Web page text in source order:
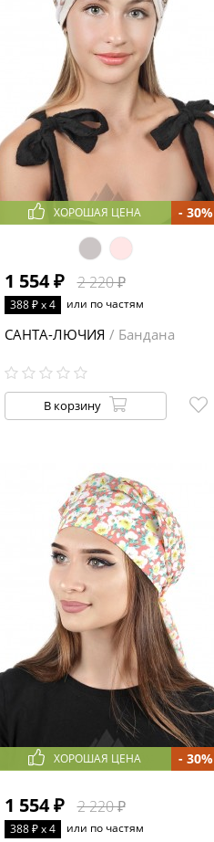
ХОРОШАЯ ЦЕНА
1 554 ₽ 2 220 ₽
- 30%
388 ₽ x 4 или по частям
САНТА-ЛЮЧИЯ / Бандана
В корзину
ХОРОШАЯ ЦЕНА
1 554 ₽ 2 220 ₽
- 30%
388 ₽ x 4 или по частям